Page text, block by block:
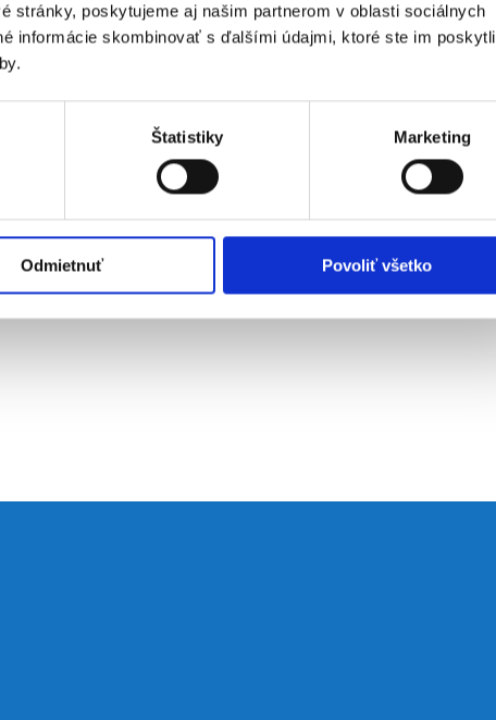
stránky, poskytujeme aj našim partnerom v oblasti sociálnych
informácie skombinovať s ďalšími údajmi, ktoré ste im poskytli
Štatistiky Marketing
Odmietnuť Povoliť všetko